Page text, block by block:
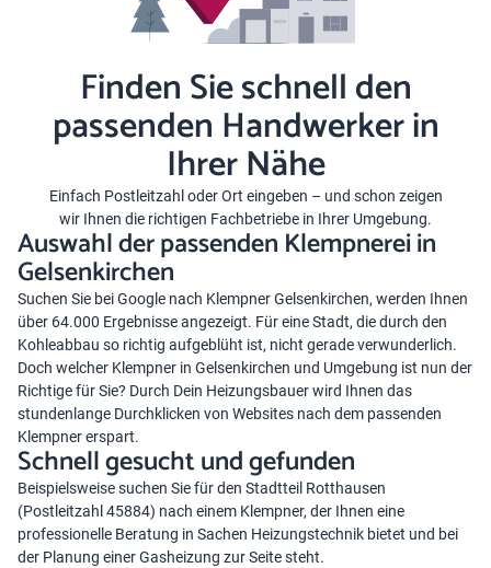
Finden Sie schnell den
passenden Handwerker in
Ihrer Nähe
Einfach Postleitzahl oder Ort eingeben – und schon zeigen
wir Ihnen die richtigen Fachbetriebe in Ihrer Umgebung.
Auswahl der passenden Klempnerei in
Gelsenkirchen
Suchen Sie bei Google nach Klempner Gelsenkirchen, werden Ihnen
über 64.000 Ergebnisse angezeigt. Für eine Stadt, die durch den
Kohleabbau so richtig aufgeblüht ist, nicht gerade verwunderlich.
Doch welcher Klempner in Gelsenkirchen und Umgebung ist nun der
Richtige für Sie? Durch Dein Heizungsbauer wird Ihnen das
stundenlange Durchklicken von Websites nach dem passenden
Klempner erspart.
Schnell gesucht und gefunden
Beispielsweise suchen Sie für den Stadtteil Rotthausen
(Postleitzahl 45884) nach einem Klempner, der Ihnen eine
professionelle Beratung in Sachen Heizungstechnik bietet und bei
der Planung einer Gasheizung zur Seite steht.